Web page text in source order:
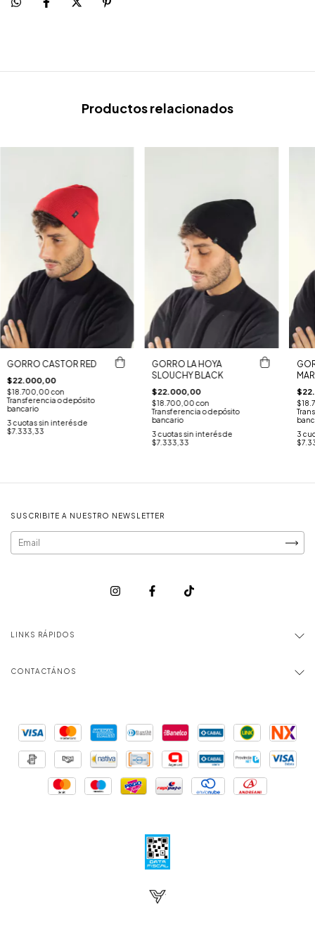
Productos relacionados
GORRO CASTOR RED
$22.000,00
$18.700,00con
Transferencia o depósito
bancario
3 cuotas sin interés de
$7.333,33
GORRO LA HOYA
SLOUCHY BLACK
$22.000,00
$18.700,00con
Transferencia o depósito
bancario
3 cuotas sin interés de
$7.333,33
3
SUSCRIBITE A NUESTRO NEWSLETTER
LINKS RÁPIDOS
CONTACTÁNOS